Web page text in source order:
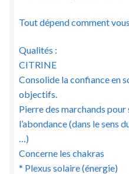
Tout dépend comment
Qualités :
CITRINE
Consolide la confiance en
objectifs.
Pierre des marchands
l’abondance (dans le sens
…)
Concerne les chakras
* Plexus solaire (énergie)